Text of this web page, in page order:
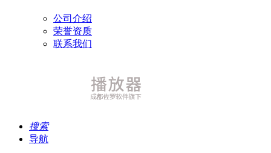
公司介绍
荣誉资质
联系我们
搜索
导航